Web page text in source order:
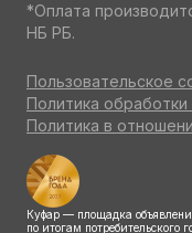
*Оплата
НБ РБ.
Пользовательское
Политика
Политика в
Куфар — площадка
по итогам потребительского